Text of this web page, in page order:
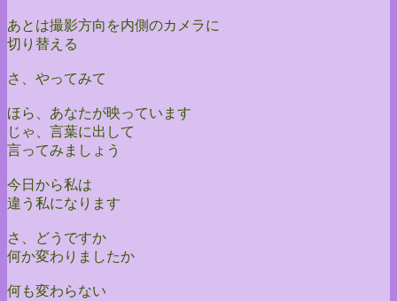
あとは撮影方向を内側のカメラに
切り替える
さ、やってみて
ほら、あなたが映っています
じゃ、言葉に出して
言ってみましょう
今日から私は
違う私になります
さ、どうですか
何か変わりましたか
何も変わらない